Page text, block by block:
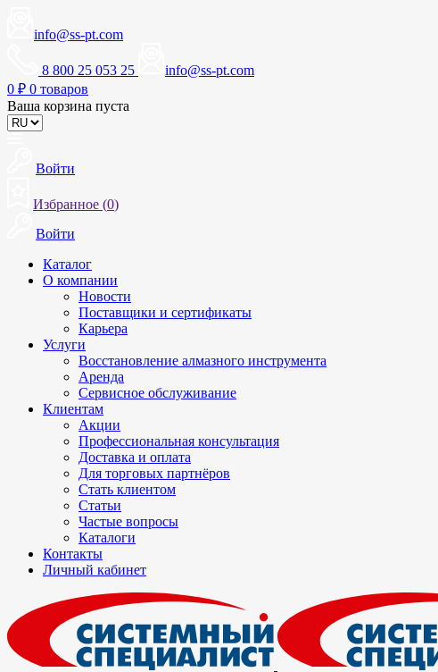
info@ss-pt.com
8 800 25 053 25
info@ss-pt.com
0 ₽ 0 товаров
Ваша корзина пуста
Войти
Избранное (0)
Войти
Каталог
О компании
Новости
Поставщики и сертификаты
Карьера
Услуги
Восстановление алмазного инструмента
Аренда
Сервисное обслуживание
Клиентам
Акции
Профессиональная консультация
Доставка и оплата
Для торговых партнёров
Стать клиентом
Статьи
Частые вопросы
Каталоги
Контакты
Личный кабинет